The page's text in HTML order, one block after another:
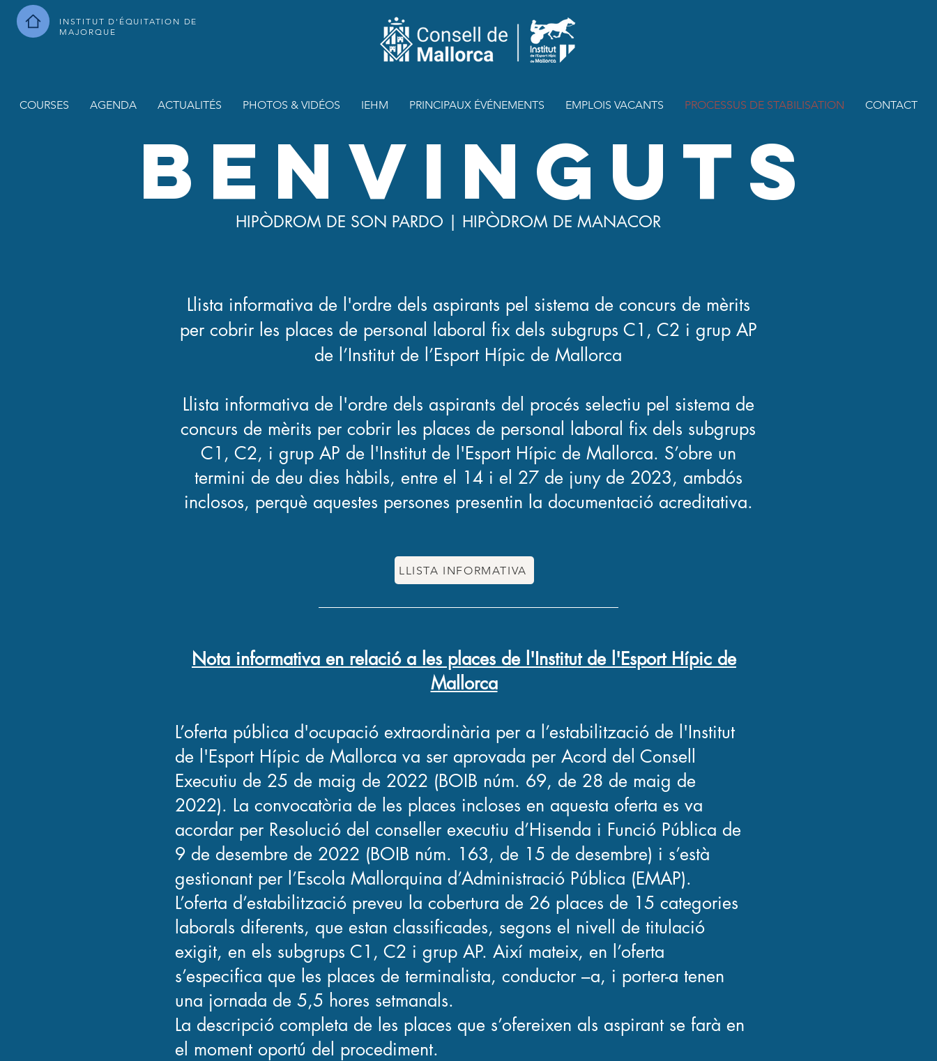
INSTITUT D'ÉQUITATION DE
MAJORQUE
COURSES AGENDA ACTUALITÉS PHOTOS & VIDÉOS IEHM PRINCIPAUX ÉVÉNEMENTS EMPLOIS VACANTS PROCESSUS DE STABILISATION CONTACT
Llista informativa de l'ordre dels aspirants pel sistema de concurs de mèrits
per cobrir les places de personal laboral fix dels subgrups C1, C2 i grup AP
de l’Institut de l’Esport Hípic de Mallorca
Llista informativa de l'ordre dels aspirants del procés selectiu pel sistema de
concurs de mèrits per cobrir les places de personal laboral fix dels subgrups
C1, C2, i grup AP de l'Institut de l'Esport Hípic de Mallorca. S’obre un
termini de deu dies hàbils, entre el 14 i el 27 de juny de 2023, ambdós
inclosos, perquè aquestes persones presentin la documentació acreditativa.
LLISTA INFORMATIVA
Nota informativa en relació a les places de l'Institut de l'Esport Hípic de
Mallorca
L’oferta pública d'ocupació extraordinària per a l’estabilització de l'Institut
de l'Esport Hípic de Mallorca va ser aprovada per Acord del Consell
Executiu de 25 de maig de 2022 (BOIB núm. 69, de 28 de maig de
2022). La convocatòria de les places incloses en aquesta oferta es va
acordar per Resolució del conseller executiu d’Hisenda i Funció Pública de
9 de desembre de 2022 (BOIB núm. 163, de 15 de desembre) i s’està
gestionant per l’Escola Mallorquina d’Administració Pública (EMAP).
L’oferta d’estabilització preveu la cobertura de 26 places de 15 categories
laborals diferents, que estan classificades, segons el nivell de titulació
exigit, en els subgrups C1, C2 i grup AP. Així mateix, en l’oferta
s’especifica que les places de terminalista, conductor –a, i porter-a tenen
una jornada de 5,5 hores setmanals.
La descripció completa de les places que s’ofereixen als aspirant se farà en
el moment oportú del procediment.
HIPÒDROM DE SON PARDO | HIPÒDROM DE MANACOR
BENVINGUTS